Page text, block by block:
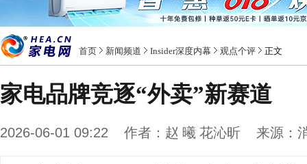
首页 新闻频道 Insider深度内幕 观点个评 正文
家电品牌竞逐“外卖”新赛道
2026-06-01 09:22 作者： 赵 曦 花沁昕 来源：